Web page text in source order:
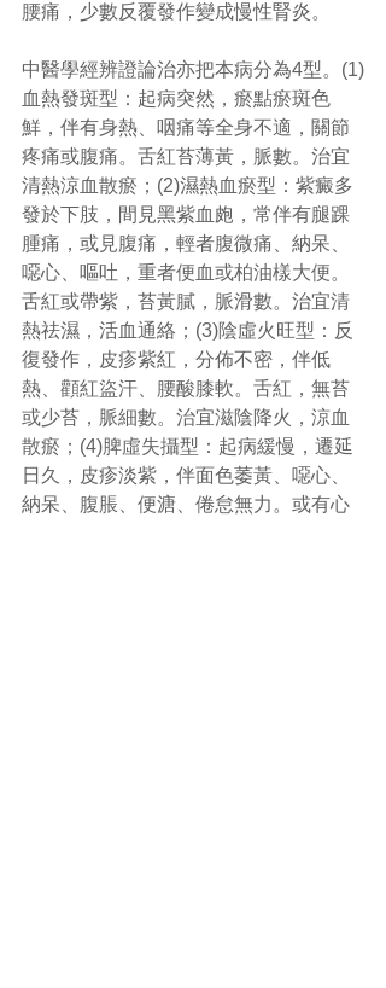
腰痛，少數反覆發作變成慢性腎炎。
中醫學經辨證論治亦把本病分為4型。(1)
血熱發斑型：起病突然，瘀點瘀斑色
鮮，伴有身熱、咽痛等全身不適，關節
疼痛或腹痛。舌紅苔薄黃，脈數。治宜
清熱涼血散瘀；(2)濕熱血瘀型：紫癜多
發於下肢，間見黑紫血皰，常伴有腿踝
腫痛，或見腹痛，輕者腹微痛、納呆、
噁心、嘔吐，重者便血或柏油樣大便。
舌紅或帶紫，苔黃膩，脈滑數。治宜清
熱祛濕，活血通絡；(3)陰虛火旺型：反
復發作，皮疹紫紅，分佈不密，伴低
熱、顴紅盜汗、腰酸膝軟。舌紅，無苔
或少苔，脈細數。治宜滋陰降火，涼血
散瘀；(4)脾虛失攝型：起病緩慢，遷延
日久，皮疹淡紫，伴面色萎黃、噁心、
納呆、腹脹、便溏、倦怠無力。或有心